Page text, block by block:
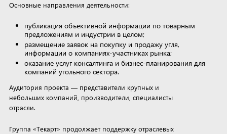
Основные направления деятельности:
публикация объективной информации по товарным
предложениям и индустрии в целом;
размещение заявок на покупку и продажу угля,
информации о компаниях-участниках рынка;
оказание услуг консалтинга и бизнес-планирования для
компаний угольного сектора.
Аудитория проекта — представители крупных и
небольших компаний, производители, специалисты
отрасли.
Группа «Текарт» продолжает поддержку отраслевых